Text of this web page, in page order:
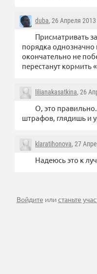
duba, 26 Апреля 2013
Присматривать
порядка
окончательно не
перестанут кормить
lilianakasatkina, 26
О, это
штрафов, глядишь и
klaratihonova, 27
Надеюсь это к
Войдите илистаньте